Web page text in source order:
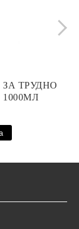
ЗА ТРУДНО